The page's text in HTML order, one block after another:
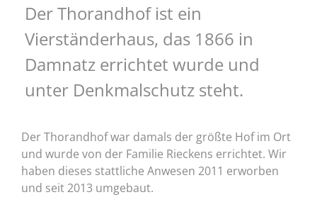
Der Thorandhof ist ein
Vierständerhaus, das 1866 in
Damnatz errichtet wurde und
unter Denkmalschutz steht.
Der Thorandhof war damals der größte Hof im Ort
und wurde von der Familie Rieckens errichtet. Wir
haben dieses stattliche Anwesen 2011 erworben
und seit 2013 umgebaut.